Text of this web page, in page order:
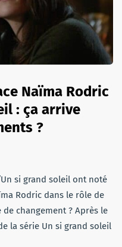
Naïma Rodric
: ça arrive
?
si grand soleil ont noté
Rodric dans le rôle de
changement ? Après le
la série Un si grand soleil